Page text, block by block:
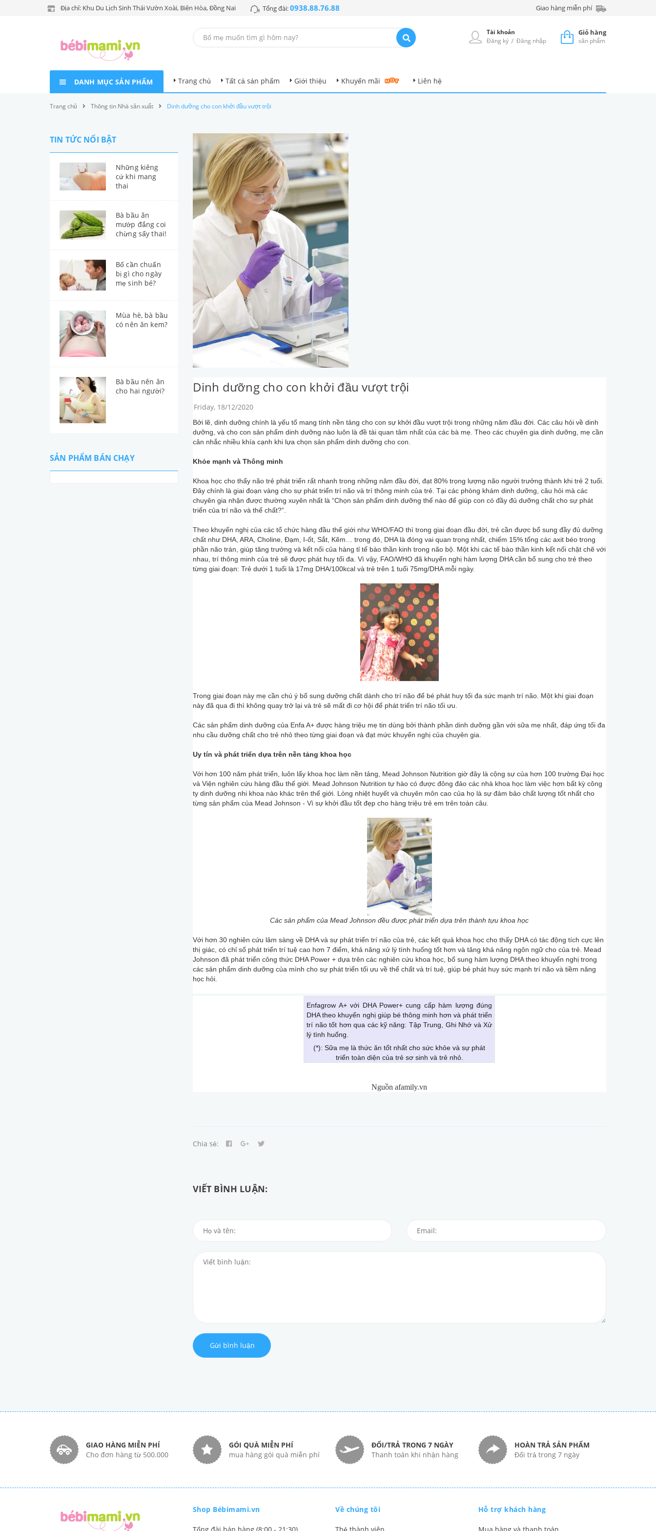
Địa chỉ: Khu Du Lịch Sinh Thái Vườn Xoài, Biên Hòa, Đồng Nai Tổng đài:0938.88.76.88 Giao hàng miễn phí
Tài khoản
Đăng ký / Đăng nhập
Giỏ hàng
sản phẩm
DANH MỤC SẢN PHẨM Trang chủ Tất cả sản phẩm Giới thiệu Khuyến mãi Liên hệ
Trang chủ Thông tin Nhà sản xuất Dinh dưỡng cho con khởi đầu vượt trội
TIN TỨC NỔI BẬT
Những kiêng
cứ khi mang
thai
Bà bầu ăn
mướp đắng coi
chừng sẩy thai!
Bố cần chuẩn
bị gì cho ngày
mẹ sinh bé?
Mùa hè, bà bầu
có nên ăn kem?
Bà bầu nên ăn
cho hai người?
SẢN PHẨM BÁN CHẠY
Dinh dưỡng cho con khởi đầu vượt trội
Friday, 18/12/2020
Bởi lẽ, dinh dưỡng chính là yếu tố mang tính nền tảng cho con sự khởi đầu vượt trội trong những năm đầu đời. Các câu hỏi về dinh
dưỡng, và cho con sản phẩm dinh dưỡng nào luôn là đề tài quan tâm nhất của các bà mẹ. Theo các chuyên gia dinh dưỡng, mẹ cần
cân nhắc nhiều khía cạnh khi lựa chọn sản phẩm dinh dưỡng cho con.
Khỏe mạnh và Thông minh
Khoa học cho thấy não trẻ phát triển rất nhanh trong những năm đầu đời, đạt 80% trọng lượng não người trưởng thành khi trẻ 2 tuổi.
Đây chính là giai đoạn vàng cho sự phát triển trí não và trí thông minh của trẻ. Tại các phòng khám dinh dưỡng, câu hỏi mà các
chuyên gia nhận được thường xuyên nhất là “Chọn sản phẩm dinh dưỡng thế nào để giúp con có đầy đủ dưỡng chất cho sự phát
triển của trí não và thể chất?”.
Theo khuyến nghị của các tổ chức hàng đầu thế giới như WHO/FAO thì trong giai đoạn đầu đời, trẻ cần được bổ sung đầy đủ dưỡng
chất như DHA, ARA, Choline, Đạm, I-ốt, Sắt, Kẽm… trong đó, DHA là đóng vai quan trọng nhất, chiếm 15% tổng các axit béo trong
phần não trán, giúp tăng trưởng và kết nối của hàng tỉ tế bào thần kinh trong não bộ. Một khi các tế bào thần kinh kết nối chặt chẽ với
nhau, trí thông minh của trẻ sẽ được phát huy tối đa. Vì vậy, FAO/WHO đã khuyến nghị hàm lượng DHA cần bổ sung cho trẻ theo
từng giai đoạn: Trẻ dưới 1 tuổi là 17mg DHA/100kcal và trẻ trên 1 tuổi 75mg/DHA mỗi ngày.
Trong giai đoạn này mẹ cần chú ý bổ sung dưỡng chất dành cho trí não để bé phát huy tối đa sức mạnh trí não. Một khi giai đoạn
này đã qua đi thì không quay trở lại và trẻ sẽ mất đi cơ hội để phát triển trí não tối ưu.
Các sản phẩm dinh dưỡng của Enfa A+ được hàng triệu mẹ tin dùng bởi thành phần dinh dưỡng gần với sữa mẹ nhất, đáp ứng tối đa
nhu cầu dưỡng chất cho trẻ nhỏ theo từng giai đoạn và đạt mức khuyến nghị của chuyên gia.
Uy tín và phát triển dựa trên nền tảng khoa học
Với hơn 100 năm phát triển, luôn lấy khoa học làm nền tảng, Mead Johnson Nutrition giờ đây là cộng sự của hơn 100 trường Đại học
và Viện nghiên cứu hàng đầu thế giới. Mead Johnson Nutrition tự hào có được đông đảo các nhà khoa học làm việc hơn bất kỳ công
ty dinh dưỡng nhi khoa nào khác trên thế giới. Lòng nhiệt huyết và chuyên môn cao của họ là sự đảm bảo chất lượng tốt nhất cho
từng sản phẩm của Mead Johnson - Vì sự khởi đầu tốt đẹp cho hàng triệu trẻ em trên toàn câu.
Các sản phẩm của Mead Johnson đều được phát triển dựa trên thành tựu khoa học
Với hơn 30 nghiên cứu lâm sàng về DHA và sự phát triển trí não của trẻ, các kết quả khoa học cho thấy DHA có tác động tích cực lên
thị giác, có chỉ số phát triển trí tuệ cao hơn 7 điểm, khả năng xử lý tình huống tốt hơn và tăng khả năng ngôn ngữ cho của trẻ. Mead
Johnson đã phát triển công thức DHA Power + dựa trên các nghiên cứu khoa học, bổ sung hàm lượng DHA theo khuyến nghị trong
các sản phẩm dinh dưỡng của mình cho sự phát triển tối ưu về thể chất và trí tuệ, giúp bé phát huy sức mạnh trí não và tiềm năng
học hỏi.
Enfagrow A+ với DHA Power+ cung cấp hàm lượng đúng
DHA theo khuyến nghị giúp bé thông minh hơn và phát triển
trí não tốt hơn qua các kỹ năng: Tập Trung, Ghi Nhớ và Xử
lý tình huống.
(*): Sữa mẹ là thức ăn tốt nhất cho sức khỏe và sự phát
triển toàn diện của trẻ sơ sinh và trẻ nhỏ.
Nguồn afamily.vn
Chia sẻ:
VIẾT BÌNH LUẬN:
Gửi bình luận
GIAO HÀNG MIỄN PHÍ
Cho đơn hàng từ 500.000
GÓI QUÀ MIỄN PHÍ
mua hàng gói quà miễn phí
ĐỔI/TRẢ TRONG 7 NGÀY
Thanh toán khi nhận hàng
HOÀN TRẢ SẢN PHẨM
Đổi trả trong 7 ngày
Shop Bébimami.vn Về chúng tôi Hỗ trợ khách hàng